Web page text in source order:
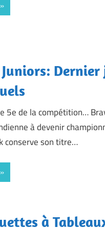
Dernier
5e de la compétition…
à devenir
conserve son titre…
à